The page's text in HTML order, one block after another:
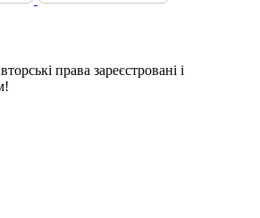
права зареєстровані і